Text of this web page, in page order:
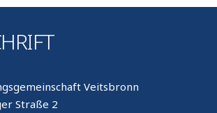
Veitsbronn
Straße 2